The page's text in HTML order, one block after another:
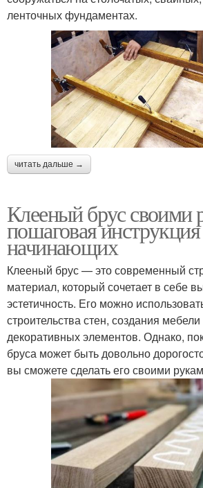
ленточных фундаментах.
читать дальше →
Клееный брус своими
пошаговая
начинающих
Клееный брус — это современный
материал, который сочетает в себе
эстетичность. Его можно
строительства стен, создания
декоративных элементов. Однако,
бруса может быть довольно
вы сможете сделать его своими